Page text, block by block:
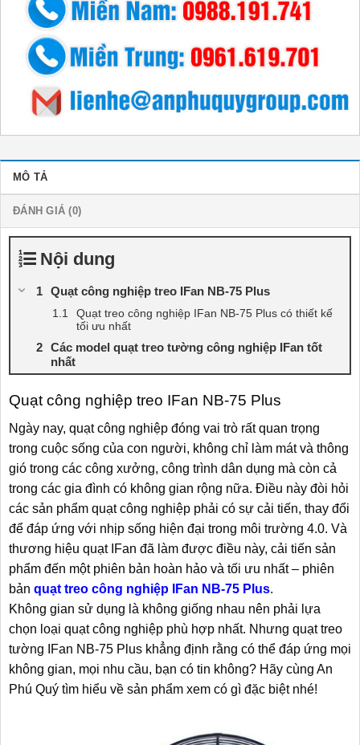
MÔ TẢ
ĐÁNH GIÁ (0)
Nội dung
Quạt công nghiệp treo IFan NB-75 Plus
Quạt treo công nghiệp IFan NB-75 Plus có thiết kế
tối ưu nhất
Các model quạt treo tường công nghiệp IFan tốt
nhất
Quạt công nghiệp treo IFan NB-75 Plus
Ngày nay, quạt công nghiệp đóng vai trò rất quan trọng
trong cuộc sống của con người, không chỉ làm mát và thông
gió trong các công xưởng, công trình dân dụng mà còn cả
trong các gia đình có không gian rộng nữa. Điều này đòi hỏi
các sản phẩm quạt công nghiệp phải có sự cải tiến, thay đổi
để đáp ứng với nhịp sống hiện đại trong môi trường 4.0. Và
thương hiệu quạt IFan đã làm được điều này, cải tiến sản
phẩm đến một phiên bản hoàn hảo và tối ưu nhất – phiên
bản quạt treo công nghiệp IFan NB-75 Plus.
Không gian sử dụng là không giống nhau nên phải lựa
chọn loại quạt công nghiệp phù hợp nhất. Nhưng quạt treo
tường IFan NB-75 Plus khẳng định rằng có thể đáp ứng mọi
không gian, mọi nhu cầu, bạn có tin không? Hãy cùng An
Phú Quý tìm hiểu về sản phẩm xem có gì đặc biệt nhé!